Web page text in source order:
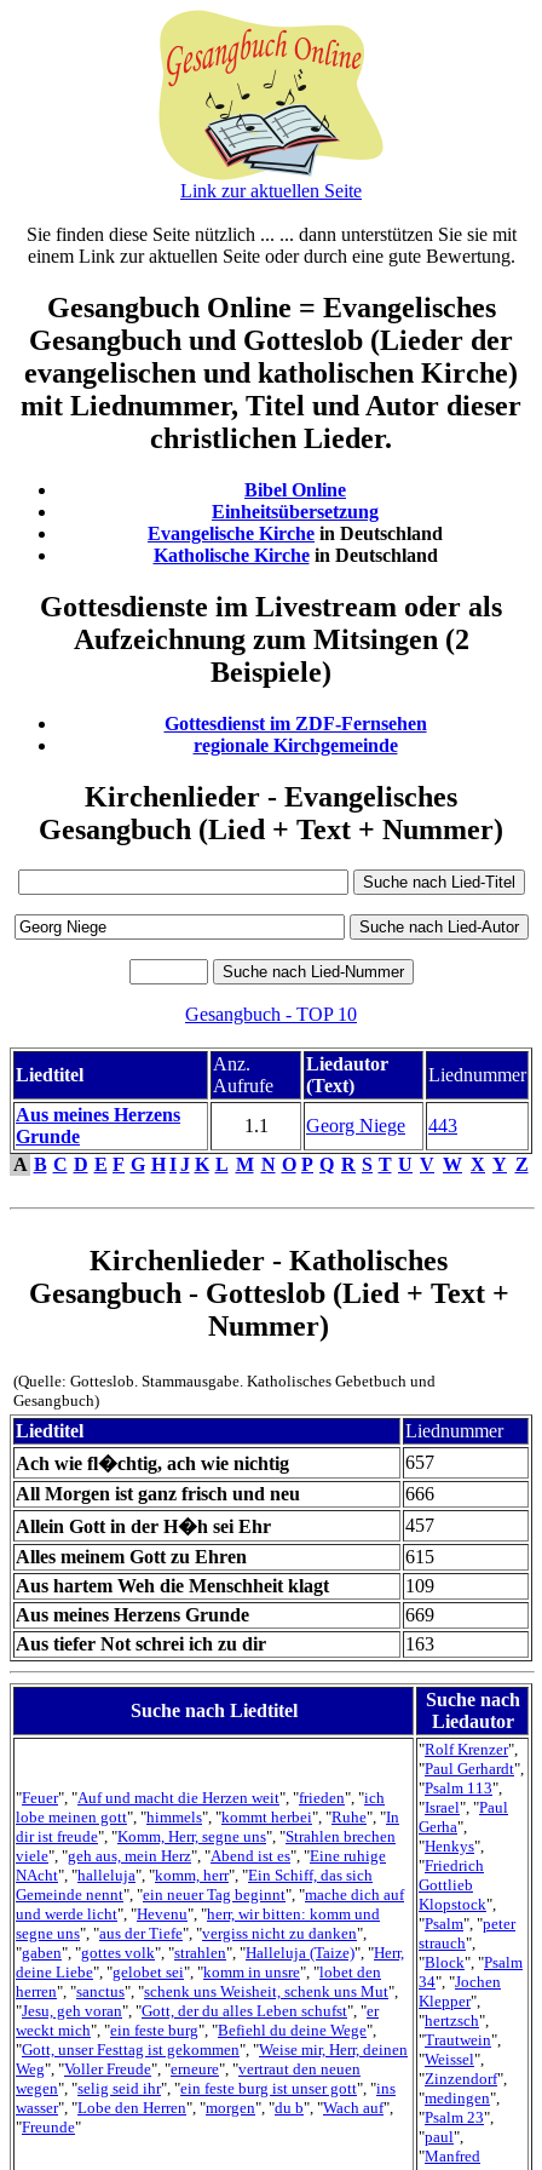
Link zur aktuellen Seite
Sie finden diese Seite nützlich ... ... dann unterstützen Sie sie mit
einem Link zur aktuellen Seite oder durch eine gute Bewertung.
Gesangbuch Online = Evangelisches
Gesangbuch und Gotteslob (Lieder der
evangelischen und katholischen Kirche)
mit Liednummer, Titel und Autor dieser
christlichen Lieder.
Bibel Online
Einheitsübersetzung
Evangelische Kirche in Deutschland
Katholische Kirchein Deutschland
Gottesdienste im Livestream oder als
Aufzeichnung zum Mitsingen (2
Beispiele)
Gottesdienst im ZDF-Fernsehen
regionale Kirchgemeinde
Kirchenlieder - Evangelisches
Gesangbuch (Lied + Text + Nummer)
Gesangbuch - TOP 10
Liedtitel
Anz.
Aufrufe
Liedautor
(Text)
Liednummer
Aus meines Herzens
Grunde
1.1 Georg Niege
443
A B C D E F G H IJ K L M N O P Q R S T U V W X Y Z
Kirchenlieder - Katholisches
Gesangbuch - Gotteslob (Lied + Text +
Nummer)
(Quelle: Gotteslob. Stammausgabe. Katholisches Gebetbuch und
Gesangbuch)
Liedtitel
Liednummer
Ach wie fl�chtig, ach wie nichtig
657
All Morgen ist ganz frisch und neu
666
Allein Gott in der H�h sei Ehr
457
Alles meinem Gott zu Ehren
615
Aus hartem Weh die Menschheit klagt
109
Aus meines Herzens Grunde
669
Aus tiefer Not schrei ich zu dir
163
Suche nach Liedtitel
Suche nach
Liedautor
"Feuer", "Auf und macht die Herzen weit", "frieden", "ich
lobe meinen gott", "himmels", "kommt herbei", "Ruhe", "In
dir ist freude", "Komm, Herr, segne uns", "Strahlen brechen
viele", "geh aus, mein Herz", "Abend ist es", "Eine ruhige
NAcht", "halleluja", "komm, herr", "Ein Schiff, das sich
Gemeinde nennt", "ein neuer Tag beginnt", "mache dich auf
und werde licht", "Hevenu", "herr, wir bitten: komm und
segne uns", "aus der Tiefe", "vergiss nicht zu danken",
"gaben", "gottes volk", "strahlen", "Halleluja (Taize)", "Herr,
deine Liebe", "gelobet sei", "komm in unsre", "lobet den
herren", "sanctus", "schenk uns Weisheit, schenk uns Mut",
"Jesu, geh voran", "Gott, der du alles Leben schufst", "er
weckt mich", "ein feste burg", "Befiehl du deine Wege",
"Gott, unser Festtag ist gekommen", "Weise mir, Herr, deinen
Weg", "Voller Freude", "erneure", "vertraut den neuen
wegen", "selig seid ihr", "ein feste burg ist unser gott", "ins
wasser", "Lobe den Herren", "morgen", "du b", "Wach auf",
"Freunde"
"Rolf Krenzer",
"Paul Gerhardt",
"Psalm 113",
"Israel", "Paul
Gerha",
"Henkys",
"Friedrich
Gottlieb
Klopstock",
"Psalm", "peter
strauch",
"Block", "Psalm
34", "Jochen
Klepper",
"hertzsch",
"Trautwein",
"Weissel",
"Zinzendorf",
"medingen",
"Psalm 23",
"paul",
"Manfred